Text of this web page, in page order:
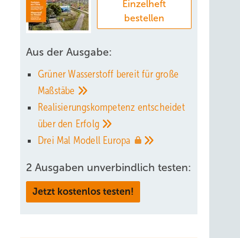
Einzelheft
bestellen
Aus der Ausgabe:
Grüner Wasserstoff bereit für große
Maßstäbe
Realisierungskompetenz entscheidet
über den Erfolg
Drei Mal Modell Europa
2 Ausgaben unverbindlich testen:
Jetzt kostenlos testen!